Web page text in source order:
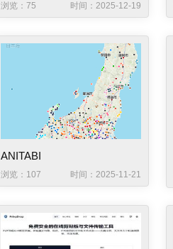
浏览：75 时间：2025-12-19
ANITABI
浏览：107 时间：2025-11-21